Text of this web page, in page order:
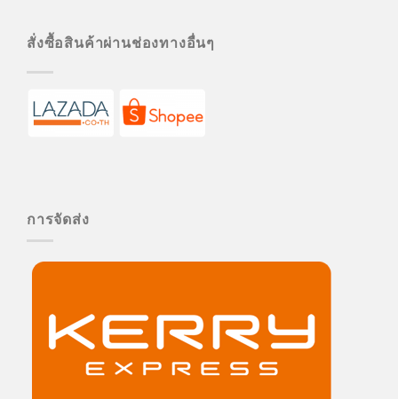
สั่งซื้อสินค้าผ่านช่องทางอื่นๆ
การจัดส่ง